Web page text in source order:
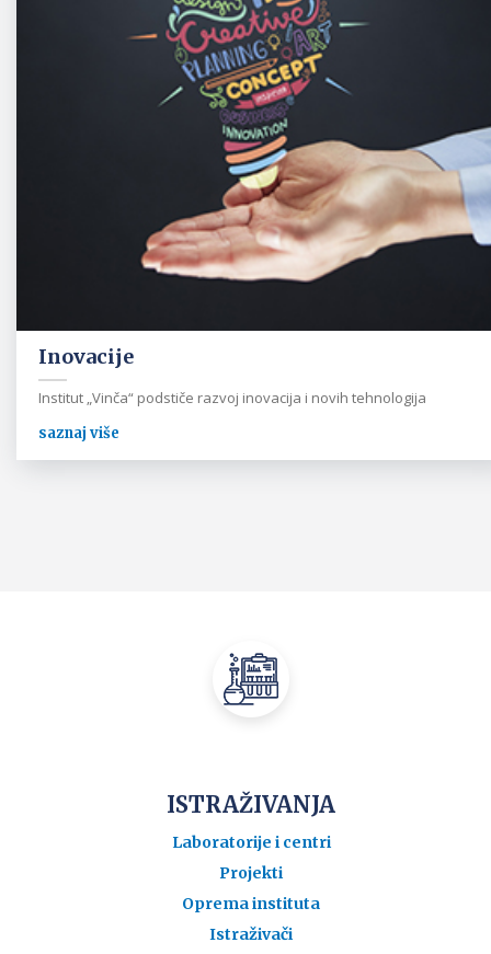
Inovacije
Institut „Vinča“ podstiče razvoj inovacija i novih tehnologija
saznaj više
ISTRAŽIVANJA
Laboratorije i centri
Projekti
Oprema instituta
Istraživači